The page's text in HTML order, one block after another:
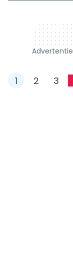
320 x 50
Advertentie
1 2 3